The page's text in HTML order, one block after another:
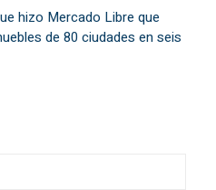
hizo Mercado Libre que
de 80 ciudades en seis